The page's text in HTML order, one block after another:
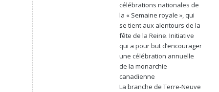
célébrations nationales de
la « Semaine royale », qui
se tient aux alentours de la
fête de la Reine. Initiative
qui a pour but d’encourager
une célébration annuelle
de la monarchie
canadienne
La branche de Terre-Neuve